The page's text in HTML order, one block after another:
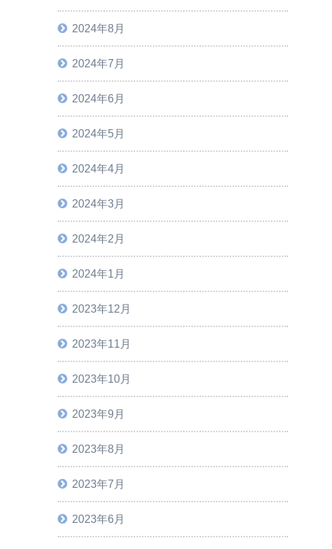
2024年8月
2024年7月
2024年6月
2024年5月
2024年4月
2024年3月
2024年2月
2024年1月
2023年12月
2023年11月
2023年10月
2023年9月
2023年8月
2023年7月
2023年6月